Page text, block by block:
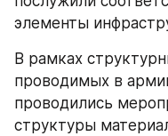
элементы
В рамках
проводимых в
проводились
структуры